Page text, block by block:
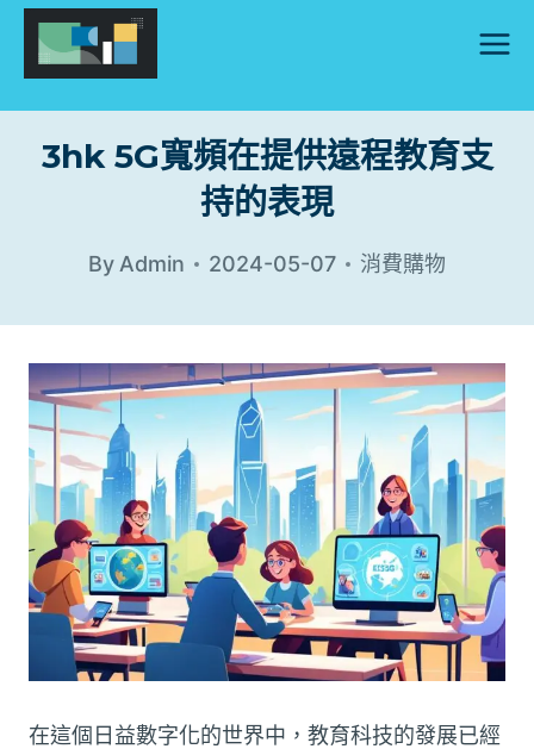
Skip
content
3hk 5G寬頻在提供遠程教育支
持的表現
By Admin 2024-05-07 消費購物
在這個日益數字化的世界中，教育科技的發展已經